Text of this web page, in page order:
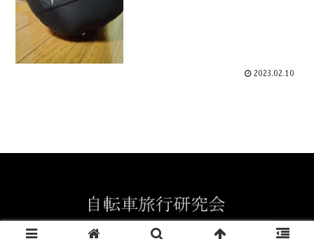
2023.02.10
Copyright © 2022 自転車旅行研究会 All Rights Reserved.